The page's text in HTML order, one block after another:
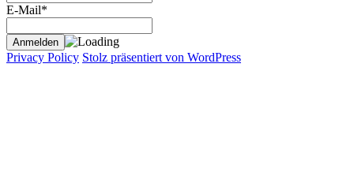
E-Mail*
Privacy Policy Stolz präsentiert von WordPress